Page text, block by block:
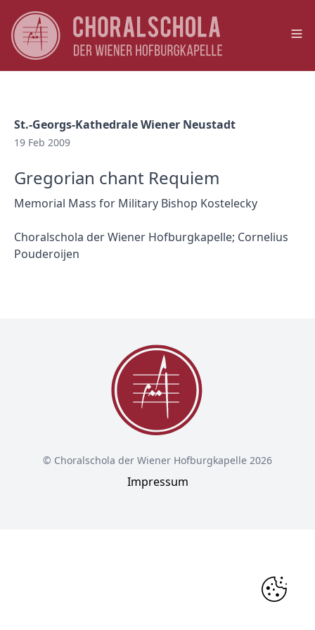
St.-Georgs-Kathedrale Wiener Neustadt
19 Feb 2009
Gregorian chant Requiem
Memorial Mass for Military Bishop Kostelecky
Choralschola der Wiener Hofburgkapelle; Cornelius
Pouderoijen
© Choralschola der Wiener Hofburgkapelle 2026
Impressum